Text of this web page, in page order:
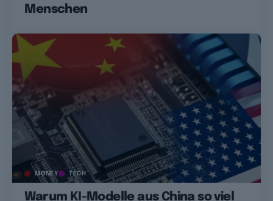
Menschen
MONEY TECH
Warum KI-Modelle aus China so viel